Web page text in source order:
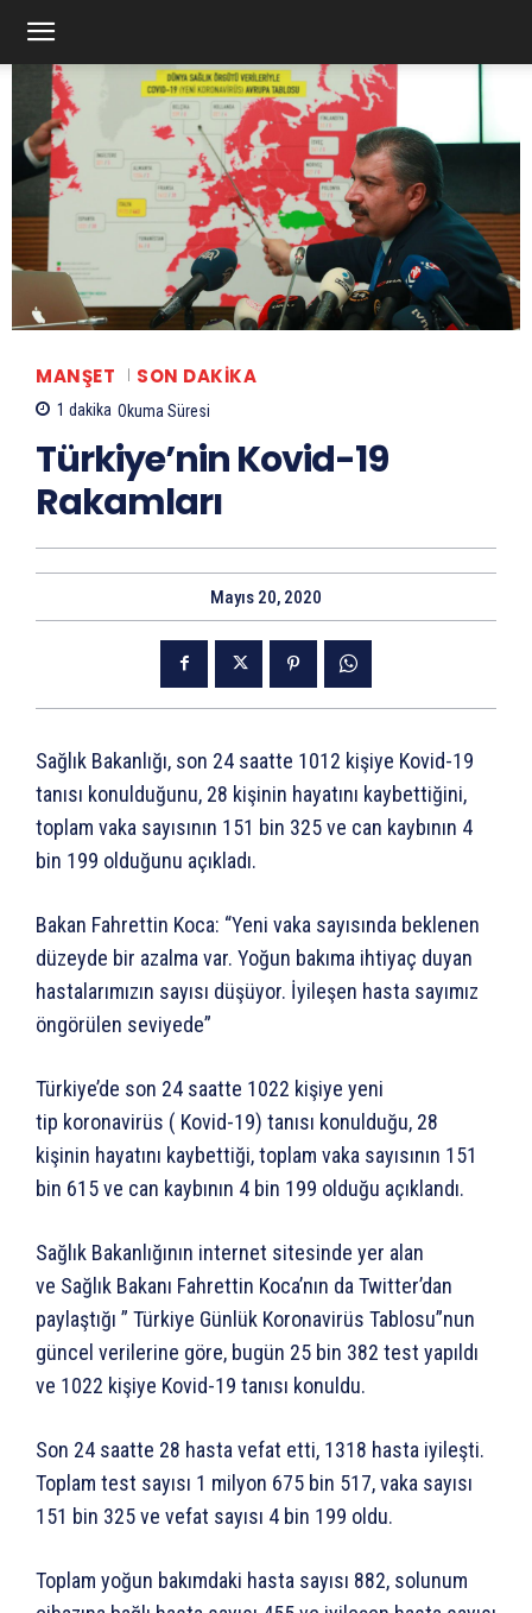
MANŞET SON DAKIKA
1 dakika Okuma Süresi
Türkiye’nin Kovid-19
Rakamları
Mayıs 20, 2020
Sağlık Bakanlığı, son 24 saatte 1012 kişiye Kovid-19
tanısı konulduğunu, 28 kişinin hayatını kaybettiğini,
toplam vaka sayısının 151 bin 325 ve can kaybının 4
bin 199 olduğunu açıkladı.
Bakan Fahrettin Koca: “Yeni vaka sayısında beklenen
düzeyde bir azalma var. Yoğun bakıma ihtiyaç duyan
hastalarımızın sayısı düşüyor. İyileşen hasta sayımız
öngörülen seviyede”
Türkiye’de son 24 saatte 1022 kişiye yeni
tip koronavirüs ( Kovid-19) tanısı konulduğu, 28
kişinin hayatını kaybettiği, toplam vaka sayısının 151
bin 615 ve can kaybının 4 bin 199 olduğu açıklandı.
Sağlık Bakanlığının internet sitesinde yer alan
ve Sağlık Bakanı Fahrettin Koca’nın da Twitter’dan
paylaştığı ” Türkiye Günlük Koronavirüs Tablosu”nun
güncel verilerine göre, bugün 25 bin 382 test yapıldı
ve 1022 kişiye Kovid-19 tanısı konuldu.
Son 24 saatte 28 hasta vefat etti, 1318 hasta iyileşti.
Toplam test sayısı 1 milyon 675 bin 517, vaka sayısı
151 bin 325 ve vefat sayısı 4 bin 199 oldu.
Toplam yoğun bakımdaki hasta sayısı 882, solunum